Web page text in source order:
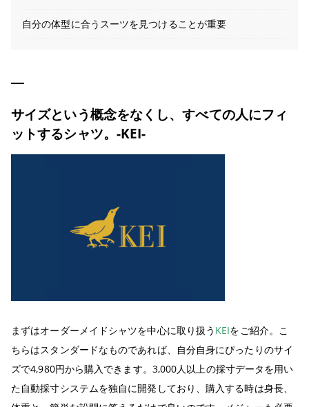
自分の体型に合うスーツを見つけることが重要
サイズという概念をなくし、すべての人にフィ
ットするシャツ。-KEI-
まずはオーダーメイドシャツを中心に取り扱う KEIをご紹介。こ
ちらはスタンダードなものであれば、自分自身にぴったりのサイ
ズで4,980円から購入できます。3,000人以上の採寸データを用い
た自動採寸システムを独自に開発しており、購入する時は身長、